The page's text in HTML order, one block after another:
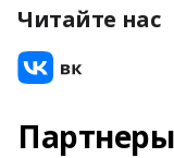
Читайте нас
Партнеры